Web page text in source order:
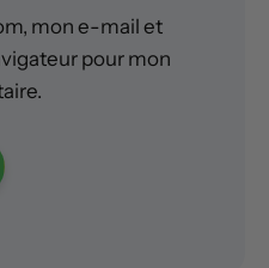
mon e-mail et
pour mon